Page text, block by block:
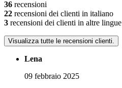
36 recensioni
22 recensioni dei clienti in italiano
3 recensioni dei clienti in altre lingue
Visualizza tutte le recensioni clienti.
Lena
09 febbraio 2025